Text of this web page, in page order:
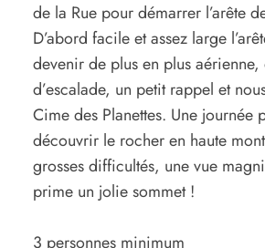
de la Rue pour démarrer l’arête
D’abord facile et assez large
devenir de plus en plus aérienne,
d’escalade, un petit rappel et
Cime des Planettes. Une journée
découvrir le rocher en haute
grosses difficultés, une vue
prime un jolie sommet !
3 personnes minimum